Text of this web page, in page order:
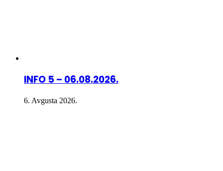
INFO 5 – 06.08.2026.
6. Avgusta 2026.